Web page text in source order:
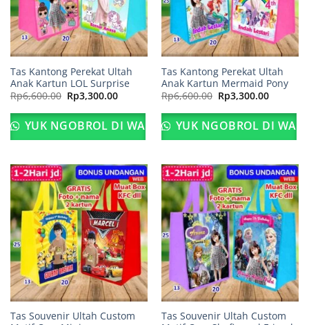
Tas Kantong Perekat Ultah
Anak Kartun LOL Surprise
Rp6,600.00 Harga
aslinya
adalah:
Rp6,600.00.
Rp3,300.00Harga
ini
adalah:
Rp3,300.00.
YUK NGOBROL DI WA
Tas Kantong Perekat Ultah
Anak Kartun Mermaid Pony
Rp6,600.00 Harga
aslinya
adalah:
Rp6,600.00.
Rp3,300.00Harga
ini
adalah:
YUK NGOBROL DI WA
Tas Souvenir Ultah Custom
Tas Souvenir Ultah Custom